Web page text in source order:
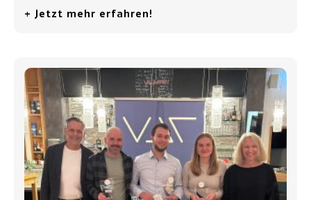
+ Jetzt mehr erfahren!